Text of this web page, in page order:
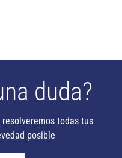
duda?
todas tus
posible